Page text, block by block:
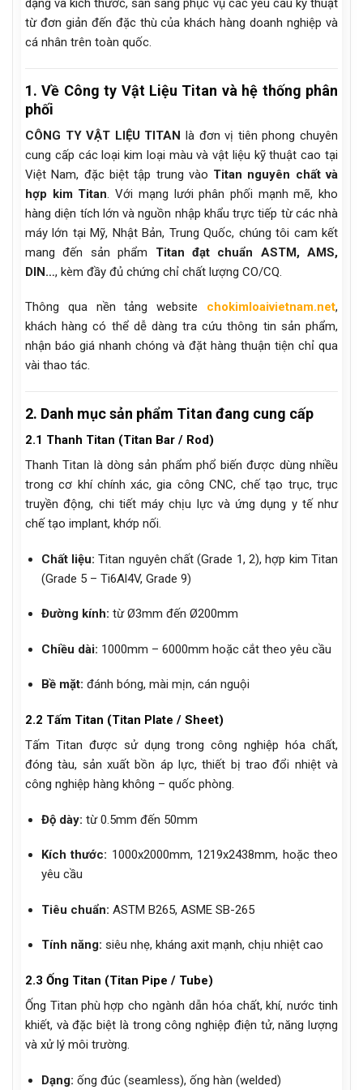
dạng và kích thước, sẵn sàng phục vụ các yêu cầu kỹ thuật
từ đơn giản đến đặc thù của khách hàng doanh nghiệp và
cá nhân trên toàn quốc.
1. Về Công ty Vật Liệu Titan và hệ thống phân
phối
CÔNG TY VẬT LIỆU TITAN là đơn vị tiên phong chuyên
cung cấp các loại kim loại màu và vật liệu kỹ thuật cao tại
Việt Nam, đặc biệt tập trung vào Titan nguyên chất và
hợp kim Titan . Với mạng lưới phân phối mạnh mẽ, kho
hàng diện tích lớn và nguồn nhập khẩu trực tiếp từ các nhà
máy lớn tại Mỹ, Nhật Bản, Trung Quốc, chúng tôi cam kết
mang đến sản phẩm Titan đạt chuẩn ASTM, AMS,
DIN…, kèm đầy đủ chứng chỉ chất lượng CO/CQ.
Thông qua nền tảng website chokimloaivietnam.net,
khách hàng có thể dễ dàng tra cứu thông tin sản phẩm,
nhận báo giá nhanh chóng và đặt hàng thuận tiện chỉ qua
vài thao tác.
2. Danh mục sản phẩm Titan đang cung cấp
2.1 Thanh Titan (Titan Bar / Rod)
Thanh Titan là dòng sản phẩm phổ biến được dùng nhiều
trong cơ khí chính xác, gia công CNC, chế tạo trục, trục
truyền động, chi tiết máy chịu lực và ứng dụng y tế như
chế tạo implant, khớp nối.
Chất liệu: Titan nguyên chất (Grade 1, 2), hợp kim Titan
(Grade 5 – Ti6Al4V, Grade 9)
Đường kính: từ Ø3mm đến Ø200mm
Chiều dài: 1000mm – 6000mm hoặc cắt theo yêu cầu
Bề mặt: đánh bóng, mài mịn, cán nguội
2.2 Tấm Titan (Titan Plate / Sheet)
Tấm Titan được sử dụng trong công nghiệp hóa chất,
đóng tàu, sản xuất bồn áp lực, thiết bị trao đổi nhiệt và
công nghiệp hàng không – quốc phòng.
Độ dày: từ 0.5mm đến 50mm
Kích thước: 1000x2000mm, 1219x2438mm, hoặc theo
yêu cầu
Tiêu chuẩn: ASTM B265, ASME SB-265
Tính năng: siêu nhẹ, kháng axit mạnh, chịu nhiệt cao
2.3 Ống Titan (Titan Pipe / Tube)
Ống Titan phù hợp cho ngành dẫn hóa chất, khí, nước tinh
khiết, và đặc biệt là trong công nghiệp điện tử, năng lượng
và xử lý môi trường.
Dạng: ống đúc (seamless), ống hàn (welded)